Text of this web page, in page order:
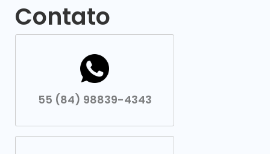
Contato
55 (84) 98839-4343